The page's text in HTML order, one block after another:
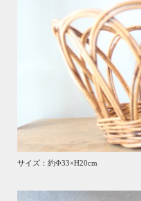
サイズ：約Ф33×H20cm